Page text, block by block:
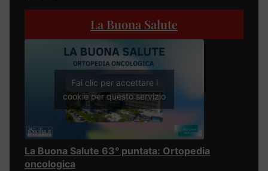
La Buona Salute
Fai clic per accettare i
cookie per questo servizio
La Buona Salute 63° puntata: Ortopedia
oncologica